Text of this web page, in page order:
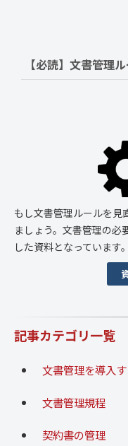
【必読】文書管理
もし文書管理ルールを見
ましょう。文書管理の必
した資料となっています。
記事カテゴリ一覧
文書管理を導入
文書管理規程
契約書の管理